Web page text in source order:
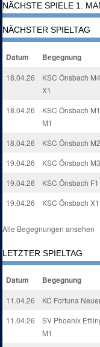
NÄCHSTE SPIELE 1.
NÄCHSTER SPIELTAG
Datum Begegnung
18.04.26
KSC Önsbach
X1
18.04.26
KSC Önsbach
M1
18.04.26 KSC Önsbach
19.04.26
KSC Önsbach
19.04.26
KSC Önsbach
19.04.26
KSC Önsbach
Alle Begegnungen ansehen
LETZTER SPIELTAG
Datum Begegnung
11.04.26 KC Fortuna
11.04.26
SV Phoenix
M1